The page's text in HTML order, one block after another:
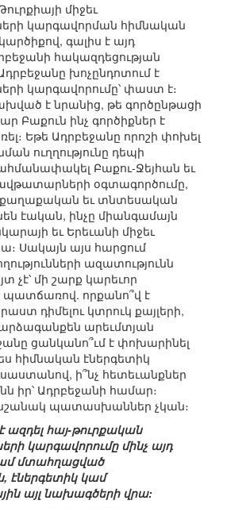
միջեւ
կարգավորման հիմնական
գալիս է այդ
հակազդեցության
խոչընդոտում է
կարգավորումը՝ փաստ է։
է նրանից, թե գործընթացի
Բաքուն ինչ գործիքներ է
Եթե Ադրբեջանը որոշի փոխել
ուղղությունը դեպի
Բաքու-Ջեյհան եւ
օգտագործումը,
եւ տնտեսական
էական, ինչը միանգամայն
եւ Երեւանի միջեւ
Սակայն այս հարցում
ազատությունն
չէ՝ մի շարք կարեւոր
որքանո՞վ է
դիմելու կտրուկ քայլերի,
արեւմտյան
ցանկանո՞ւմ է փոխարինել
հիմնական էներգետիկ
ի՞նչ հետեւանքներ
իր՝ Ադրբեջանի համար։
պատասխաններ չկան։
ազդել հայ-թուրքական
կարգավորումը մինչ այդ
մտահղացված
էներգետիկ կամ
այլ նախագծերի վրա: